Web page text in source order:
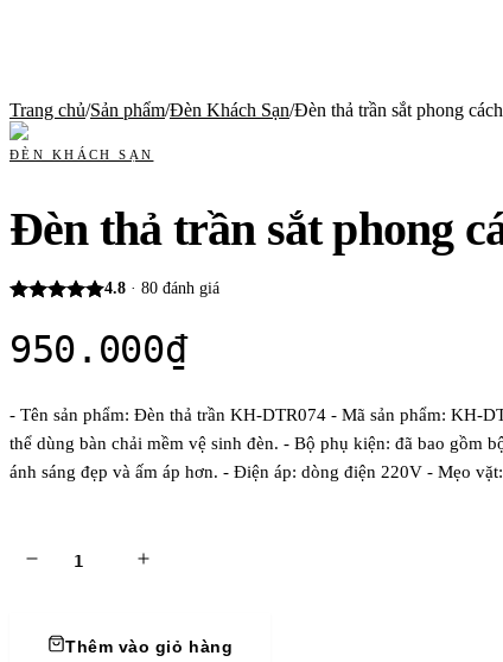
Trang chủ/Sản phẩm/Đèn Khách Sạn/Đèn thả trần sắt phong
ĐÈN KHÁCH SẠN
Đèn thả trần sắt phong
4.8 · 80 đánh giá
950.000₫
- Tên sản phẩm: Đèn thả trần KH-DTR074 - Mã sản phẩm: KH-
thể dùng bàn chải mềm vệ sinh đèn. - Bộ phụ kiện: đã bao gồm
ánh sáng đẹp và ấm áp hơn. - Điện áp: dòng điện 220V - Mẹo
Thêm vào giỏ hàng